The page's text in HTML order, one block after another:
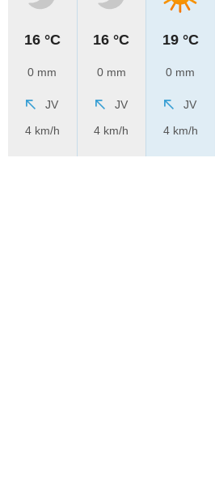
16 °C
0 mm
JV
4 km/h
16 °C
0 mm
JV
4 km/h
19 °C
0 mm
JV
4 km/h